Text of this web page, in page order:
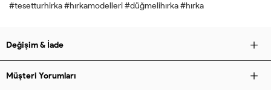
#tesetturhirka #hırkamodelleri #düğmelihırka #hırka
Değişim & İade
Müşteri Yorumları